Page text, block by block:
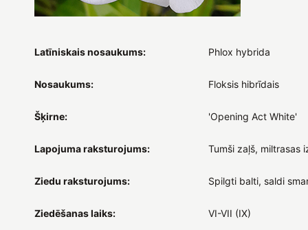
Latīniskais nosaukums: Phlox hybrida
Nosaukums: Floksis hibrīdais
Šķirne: 'Opening Act White'
Lapojuma raksturojums: Tumši zaļš, miltrasas
Ziedu raksturojums: Spilgti balti, saldi
Ziedēšanas laiks: VI-VII (IX)